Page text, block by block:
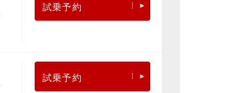
試乗予約
試乗予約